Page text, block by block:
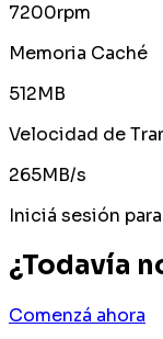
7200rpm
Memoria Caché
512MB
Velocidad de
265MB/s
Iniciá sesión
¿Todavía
Comenzá ahora